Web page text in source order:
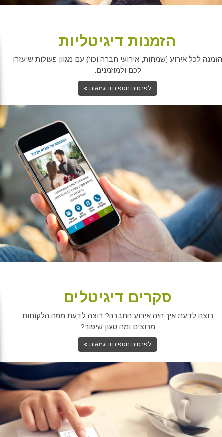
הזמנות דיגיטליות
הזמנה לכל אירוע (שמחות, אירועי חברה וכו') עם מגוון פעולות שיעזרו
לכם ולמוזמנים.
לפרטים נוספים ודוגמאות »
סקרים דיגיטלים
רוצה לדעת איך היה אירוע החברה? רוצה לדעת ממה הלקוחות
מרוצים ומה טעון שיפור?
לפרטים נוספים ודוגמאות »